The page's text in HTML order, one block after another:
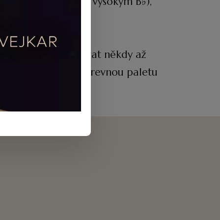
napodobovat někdy až
bohatou barevnou paletu